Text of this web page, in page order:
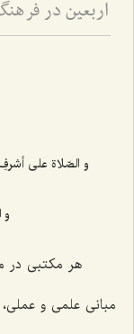
اربعین در
و الصّلاة علی
و
هر مکتبی در
مبانی علمی و عملی،